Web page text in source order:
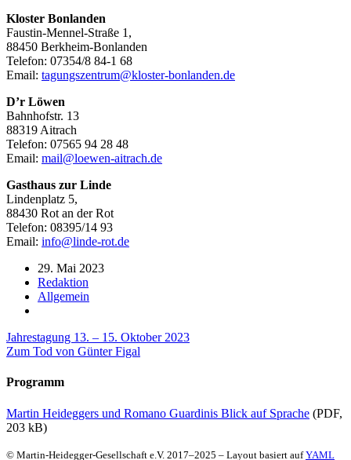
Kloster Bonlanden
Faustin-Mennel-Straße 1,
88450 Berkheim-Bonlanden
Telefon: 07354/8 84-1 68
Email: tagungszentrum@kloster-bonlanden.de
D’r Löwen
Bahnhofstr. 13
88319 Aitrach
Telefon: 07565 94 28 48
Email: mail@loewen-aitrach.de
Gasthaus zur Linde
Lindenplatz 5,
88430 Rot an der Rot
Telefon: 08395/14 93
Email: info@linde-rot.de
29. Mai 2023
Redaktion
Allgemein
Beitragsnavigation
Jahrestagung 13. – 15. Oktober 2023
Zum Tod von Günter Figal
Programm
Martin Heideggers und Romano Guardinis Blick auf Sprache (PDF,
203 kB)
© Martin-Heidegger-Gesellschaft e.V. 2017–2025 – Layout basiert aufYAML